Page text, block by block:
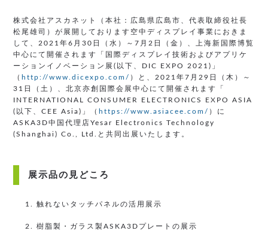
株式会社アスカネット（本社：広島県広島市、代表取締役社長
松尾雄司）が展開しております空中ディスプレイ事業におきま
して、2021年6月30日（水）～7月2日（金）、上海新国際博覧
中心にて開催されます「国際ディスプレイ技術およびアプリケ
ーションイノベーション展(以下、DIC EXPO 2021)」
（ http://www.dicexpo.com/ ）と、2021年7月29日（木）～
31日（土）、北京亦創国際会展中心にて開催されます「
INTERNATIONAL CONSUMER ELECTRONICS EXPO ASIA
(以下、CEE Asia)」（ https://www.asiacee.com/ ）に
ASKA3D中国代理店Yesar Electronics Technology
(Shanghai) Co., Ltd.と共同出展いたします。
展示品の見どころ
1. 触れないタッチパネルの活用展示
2. 樹脂製・ガラス製ASKA3Dプレートの展示